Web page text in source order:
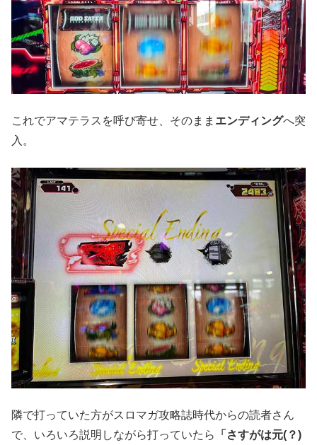
これでアマテラスを呼び寄せ、そのまま エンディングへ突
入。
隣で打っていた方がスロマガ攻略誌時代からの読者さん
で、いろいろ説明しながら打っていたら
「さすがは元(？)